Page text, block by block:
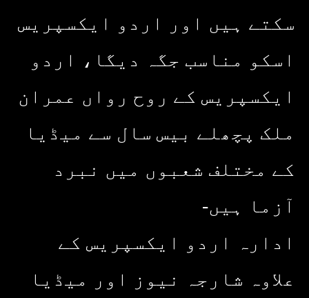
سکتے ہیں اور اردو ایکسپریس
اسکو مناسب جگہ دیگا، اردو
ایکسپریس کے روح رواں عمران
ملک پچھلے بیس سال سے میڈیا
کے مختلف شعبوں میں نبرد
آزما ہیں-
ادارہ اردو ایکسپریس کے
علاوہ شارجہ نیوز اور میڈیا